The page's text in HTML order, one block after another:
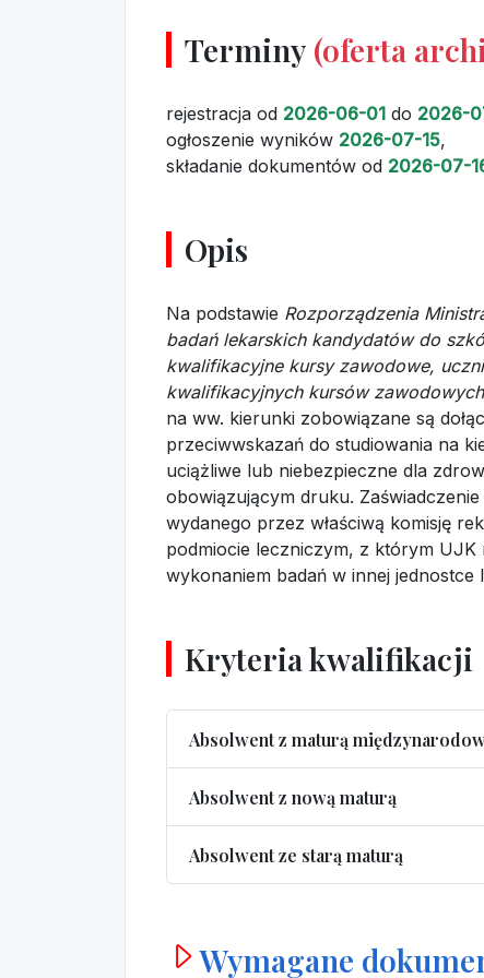
Terminy (oferta
rejestracja od 2026-06-01 do 2026-
ogłoszenie wyników 2026-07-15,
składanie dokumentów od 2026-07-
Opis
Na podstawie Rozporządzenia
badań lekarskich kandydatów do
kwalifikacyjne kursy zawodowe,
kwalifikacyjnych kursów
na ww. kierunki zobowiązane są
przeciwwskazań do studiowania na
uciążliwe lub niebezpieczne dla
obowiązującym druku.
wydanego przez właściwą komisję
podmiocie leczniczym, z którym
wykonaniem badań w innej jednostce
Kryteria kwalifikacji
Absolwent z maturą
Absolwent z nową maturą
Absolwent ze starą maturą
Wymagane